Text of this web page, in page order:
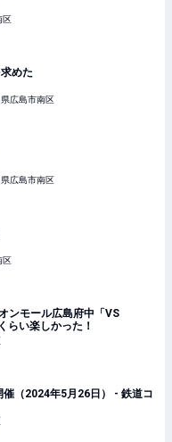
区
めた
県広島市南区
県広島市南区
区
ンモール広島府中「VS
らい楽しかった！
催（2024年5月26日） - 鉄道コ